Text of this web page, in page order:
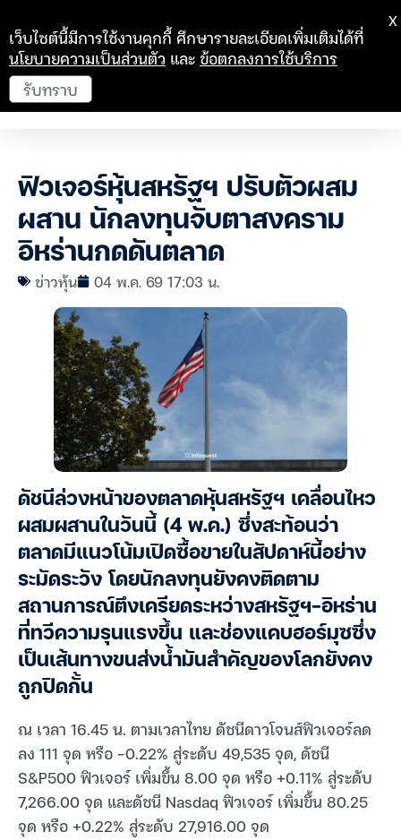
ฟิวเจอร์หุ้นสหรัฐฯ ปรับตัวผสม
ผสาน นักลงทุนจับตาสงคราม
อิหร่านกดดันตลาด
ข่าวหุ้น 04 พ.ค. 69 17:03 น.
ดัชนีล่วงหน้าของตลาดหุ้นสหรัฐฯ เคลื่อนไหว
ผสมผสานในวันนี้ (4 พ.ค.) ซึ่งสะท้อนว่า
ตลาดมีแนวโน้มเปิดซื้อขายในสัปดาห์นี้อย่าง
ระมัดระวัง โดยนักลงทุนยังคงติดตาม
สถานการณ์ตึงเครียดระหว่างสหรัฐฯ-อิหร่าน
ที่ทวีความรุนแรงขึ้น และช่องแคบฮอร์มุซซึ่ง
เป็นเส้นทางขนส่งน้ำมันสำคัญของโลกยังคง
ถูกปิดกั้น
ณ เวลา 16.45 น. ตามเวลาไทย ดัชนีดาวโจนส์ฟิวเจอร์ลด
ลง 111 จุด หรือ -0.22% สู่ระดับ 49,535 จุด, ดัชนี
S&P500 ฟิวเจอร์ เพิ่มขึ้น 8.00 จุด หรือ +0.11% สู่ระดับ
7,266.00 จุด และดัชนี Nasdaq ฟิวเจอร์ เพิ่มขึ้น 80.25
จุด หรือ +0.22% สู่ระดับ 27,916.00 จุด
เว็บไซต์นี้มีการใช้งานคุกกี้ ศึกษารายละเอียดเพิ่มเติมได้ที่
นโยบายความเป็นส่วนตัว และข้อตกลงการใช้บริการ
รับทราบ
X